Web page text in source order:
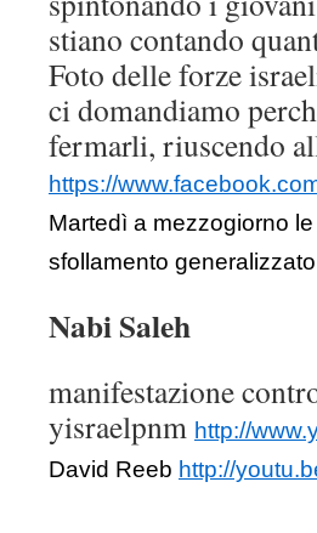
stiano contando
Foto delle forze
ci domandiamo
fermarli, riuscendo
https://
Martedì a mezzogiorno
sfollamento
Nabi Saleh
manifestazione
yisraelpnm http://
David Reeb http://